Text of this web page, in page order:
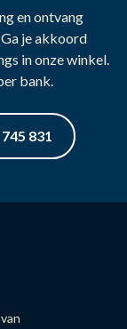
en ontvang
je akkoord
in onze winkel.
bank.
831